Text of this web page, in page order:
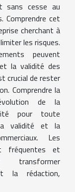
sans cesse au
Comprendre cet
cherchant à
les risques.
peuvent
la validité des
crucial de rester
Comprendre la
de la
pour toute
validité et la
Les
fréquentes et
transformer
la rédaction,